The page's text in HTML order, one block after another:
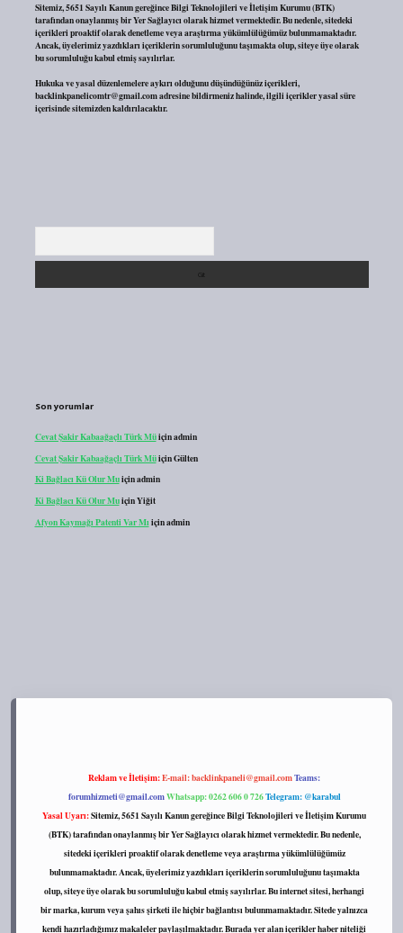
Sitemiz, 5651 Sayılı Kanun gereğince Bilgi Teknolojileri ve İletişim Kurumu (BTK)
tarafından onaylanmış bir Yer Sağlayıcı olarak hizmet vermektedir. Bu nedenle, sitedeki
içerikleri proaktif olarak denetleme veya araştırma yükümlülüğümüz bulunmamaktadır.
Ancak, üyelerimiz yazdıkları içeriklerin sorumluluğunu taşımakta olup, siteye üye olarak
bu sorumluluğu kabul etmiş sayılırlar.
Hukuka ve yasal düzenlemelere aykırı olduğunu düşündüğünüz içerikleri,
backlinkpanelicomtr@gmail.comadresine bildirmeniz halinde, ilgili içerikler yasal süre
içerisinde sitemizden kaldırılacaktır.
Son yorumlar
Cevat Şakir Kabaağaçlı Türk Müiçinadmin
Cevat Şakir Kabaağaçlı Türk MüiçinGülten
Ki Bağlacı Kü Olur Muiçinadmin
Ki Bağlacı Kü Olur MuiçinYiğit
Afyon Kaymağı Patenti Var Mı içinadmin
Reklam ve İletişim:E-mail:backlinkpaneli@gmail.comTeams:
forumhizmeti@gmail.comWhatsapp: 0262 606 0 726Telegram: @karabul
Yasal Uyarı:Sitemiz, 5651 Sayılı Kanun gereğince Bilgi Teknolojileri ve İletişim Kurumu
(BTK) tarafından onaylanmış bir Yer Sağlayıcı olarak hizmet vermektedir. Bu nedenle,
sitedeki içerikleri proaktif olarak denetleme veya araştırma yükümlülüğümüz
bulunmamaktadır. Ancak, üyelerimiz yazdıkları içeriklerin sorumluluğunu taşımakta
olup, siteye üye olarak bu sorumluluğu kabul etmiş sayılırlar. Bu internet sitesi, herhangi
bir marka, kurum veya şahıs şirketi ile hiçbir bağlantısı bulunmamaktadır. Sitede yalnızca
kendi hazırladığımız makaleler paylaşılmaktadır. Burada yer alan içerikler haber niteliği